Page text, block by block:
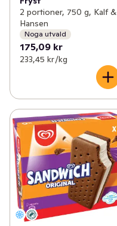
2 portioner, 750 g, Kalf &
Hansen
Noga utvald
175,09 kr
233,45 kr /kg